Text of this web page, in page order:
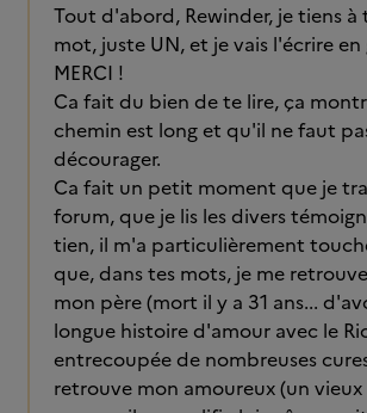
Tout d'abord, Rewinder, je tiens à
mot, juste UN, et je vais l'écrire en
MERCI !
Ca fait du bien de te lire, ça
chemin est long et qu'il ne faut
décourager.
Ca fait un petit moment que je
forum, que je lis les divers
tien, il m'a particulièrement
que, dans tes mots, je me
mon père (mort il y a 31 ans...
longue histoire d'amour avec le
entrecoupée de nombreuses
retrouve mon amoureux (un